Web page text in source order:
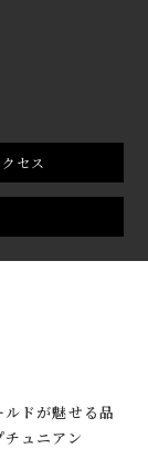
セス
ルドが魅せる品
ュニアン